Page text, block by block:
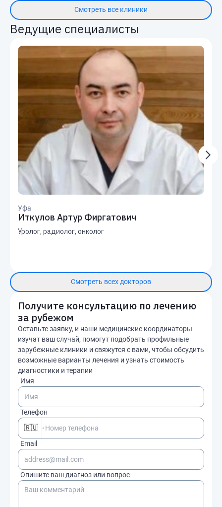
Смотреть все клиники
Ведущие специалисты
Уфа
Иткулов Артур Фиргатович
Уролог, радиолог, онколог
Смотреть всех докторов
Получите консультацию по лечению
за рубежом
Оставьте заявку, и наши медицинские координаторы
изучат ваш случай, помогут подобрать профильные
зарубежные клиники и свяжутся с вами, чтобы обсудить
возможные варианты лечения и узнать стоимость
диагностики и терапии
Имя
Телефон
🇷🇺
Email
Опишите ваш диагноз или вопрос